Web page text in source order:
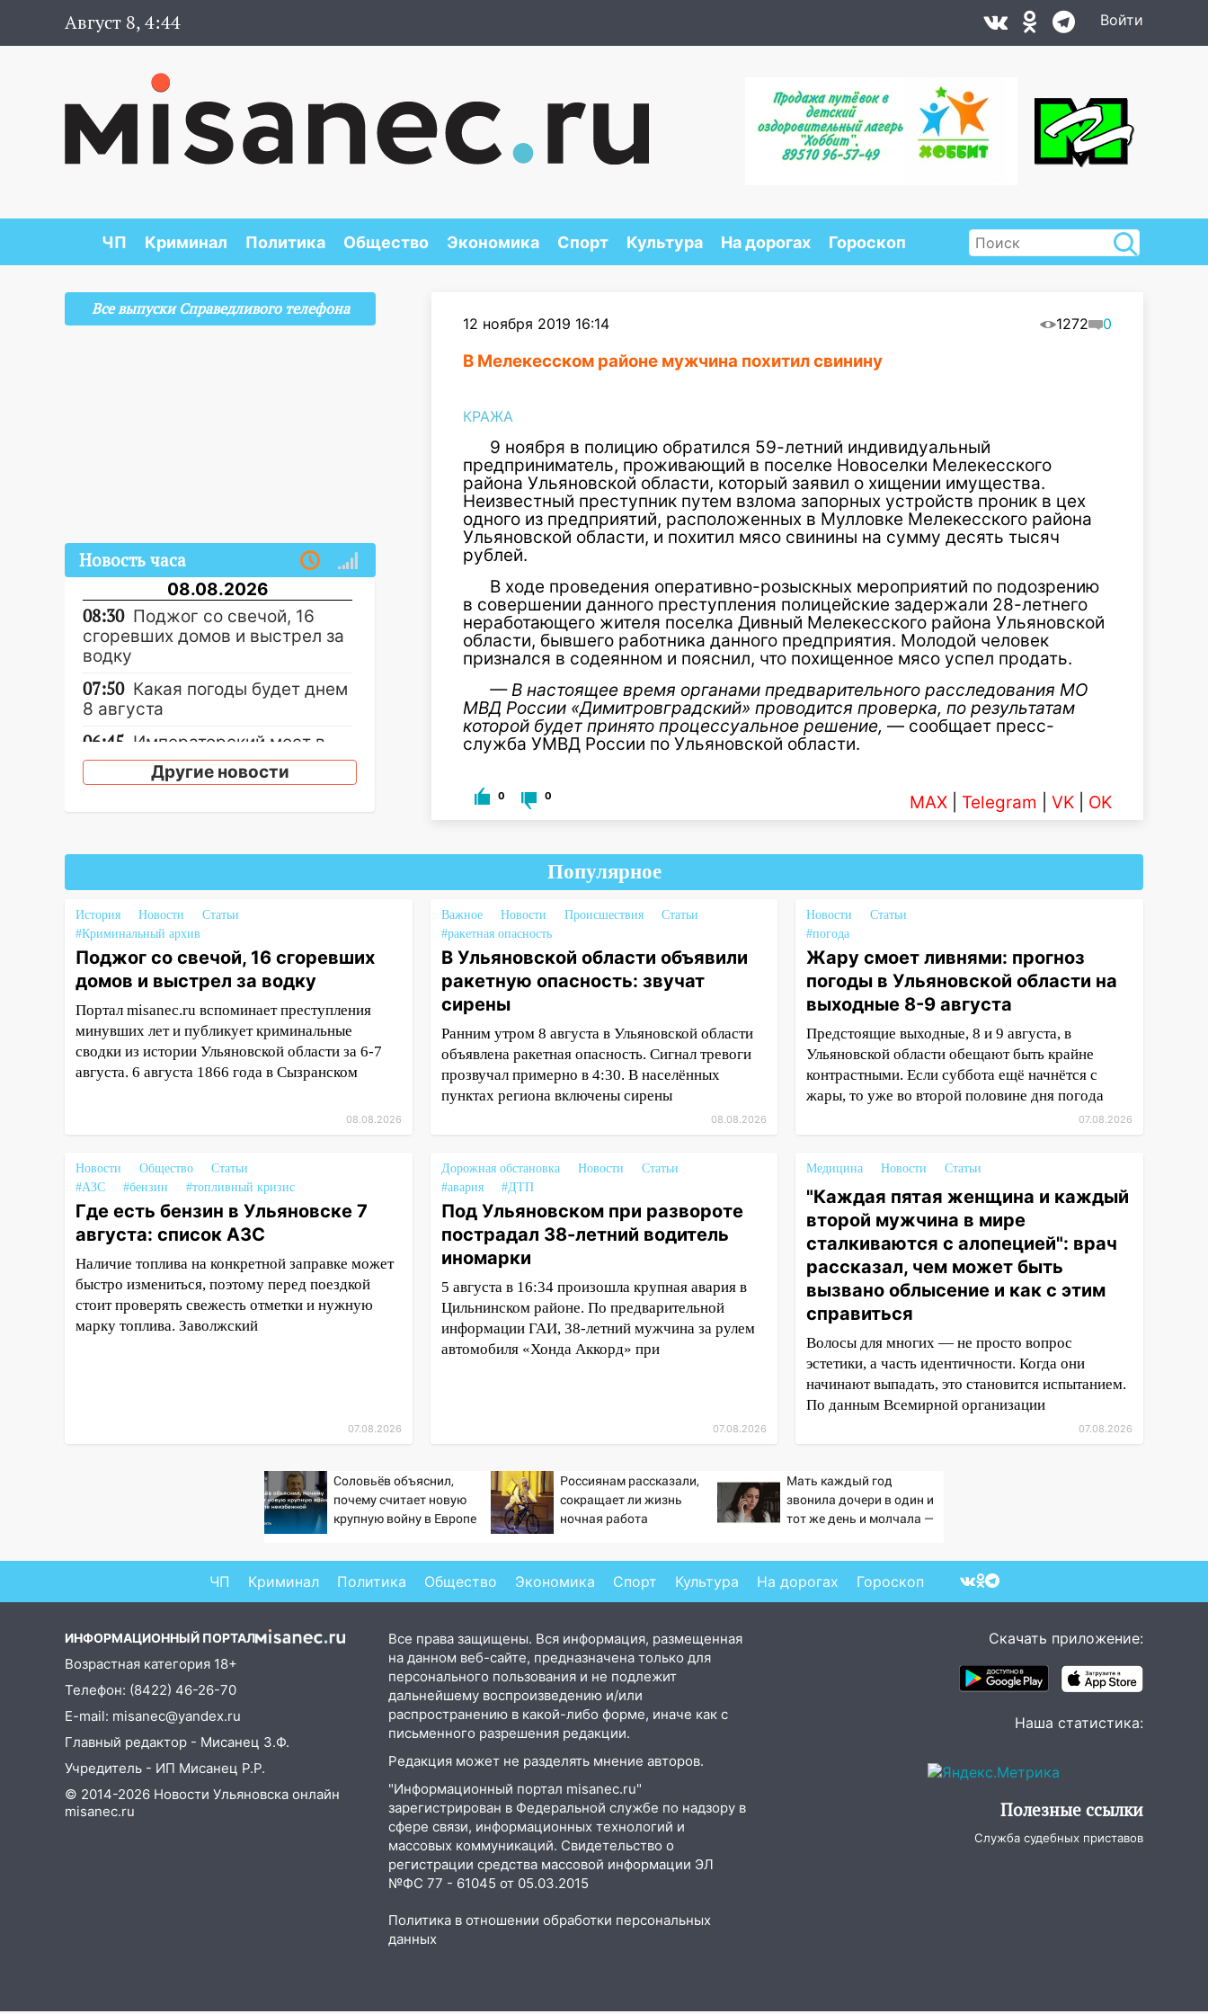
Август 8, 4:44 Войти
ЧП Криминал Политика Общество Экономика Спорт Культура На дорогах Гороскоп
12 ноября 2019 16:14 1272 0
В Мелекесском районе мужчина похитил свинину
КРАЖА
9 ноября в полицию обратился 59-летний индивидуальный
предприниматель, проживающий в поселке Новоселки Мелекесского
района Ульяновской области, который заявил о хищении имущества.
Неизвестный преступник путем взлома запорных устройств проник в цех
одного из предприятий, расположенных в Мулловке Мелекесского района
Ульяновской области, и похитил мясо свинины на сумму десять тысяч
рублей.
В ходе проведения оперативно-розыскных мероприятий по подозрению
в совершении данного преступления полицейские задержали 28-летнего
неработающего жителя поселка Дивный Мелекесского района Ульяновской
области, бывшего работника данного предприятия. Молодой человек
признался в содеянном и пояснил, что похищенное мясо успел продать.
— В настоящее время органами предварительного расследования МО
МВД России «Димитровградский» проводится проверка, по результатам
которой будет принято процессуальное решение, — сообщает пресс-
служба УМВД России по Ульяновской области.
0 0 MAX Telegram VK OK
Все выпуски Справедливого телефона
Новость часа
08.08.2026
08:30 Поджог со свечой, 16
сгоревших домов и выстрел за
водку
07:50 Какая погоды будет днем
8 августа
06:45 Императорский мост в
Ульяновске останется
закрытым до утра 10 августа
повезет с деньгами, а кого
04:47
В Ульяновской области
объявили ракетную опасность:
звучат сирены
07.08.2026
20:40
Ульяновские аграрии
смогут купить тракторы с
отсрочкой платежа до декабря
19:34 В следственном
следствия Российской
Федерации
19:30 Ульяновцев приглашают
поддержать «Симбирскую
чебурашку» на фестивале
«ФормАРТ»
18:11 Ульяновская область
стала пилотным регионом
новых аппаратов ИВЛ
В Чердаклинском районе
ремонтируют дороги, ставят
освещение
16:35 В Ульяновске установили
крупногабаритного мусора
16:26 В Ульяновске бесплатно
покажут матч «Волги» под
открытым небом
16:12
В Ульяновском
госуниверситете разработают
отечественный прибор для
цифровой ПЦР
Другие новости
Популярное
История Новости
Статьи
#Криминальный архив
Поджог со свечой, 16 сгоревших
домов и выстрел за водку
Портал misanec.ru вспоминает преступления
минувших лет и публикует криминальные
сводки из истории Ульяновской области за 6-7
августа. 6 августа 1866 года в Сызранском
08.08.2026
Важное Новости Происшествия
Статьи
#ракетная опасность
В Ульяновской области объявили
ракетную опасность: звучат
сирены
Ранним утром 8 августа в Ульяновской области
объявлена ракетная опасность. Сигнал тревоги
прозвучал примерно в 4:30. В населённых
пунктах региона включены сирены
08.08.2026
Новости
Статьи
#погода
Жару смоет ливнями: прогноз
погоды в Ульяновской области на
выходные 8-9 августа
Предстоящие выходные, 8 и 9 августа, в
Ульяновской области обещают быть крайне
контрастными. Если суббота ещё начнётся с
жары, то уже во второй половине дня погода
07.08.2026
Новости Общество
Статьи
#АЗС
#бензин #топливный кризис
Где есть бензин в Ульяновске 7
августа: список АЗС
Наличие топлива на конкретной заправке может
быстро измениться, поэтому перед поездкой
стоит проверять свежесть отметки и нужную
марку топлива. Заволжский
07.08.2026
Дорожная обстановка Новости
Статьи
#авария
#ДТП
Под Ульяновском при развороте
пострадал 38-летний водитель
иномарки
5 августа в 16:34 произошла крупная авария в
Цильнинском районе. По предварительной
информации ГАИ, 38-летний мужчина за рулем
автомобиля «Хонда Аккорд» при
07.08.2026
Медицина Новости Статьи
"Каждая пятая женщина и каждый
второй мужчина в мире
сталкиваются с алопецией": врач
рассказал, чем может быть
вызвано облысение и как с этим
справиться
Волосы для многих — не просто вопрос
эстетики, а часть идентичности. Когда они
начинают выпадать, это становится испытанием.
По данным Всемирной организации
07.08.2026
Соловьёв объяснил,
почему считает новую
крупную войну в Европе
Россиянам рассказали,
сокращает ли жизнь
ночная работа
Мать каждый год
звонила дочери в один и
тот же день и молчала —
одной семьи
ЧП Криминал Политика Общество Экономика Спорт Культура На дорогах Гороскоп
ИНФОРМАЦИОННЫЙ ПОРТАЛ
Возрастная категория 18+
Телефон: (8422) 46-26-70
E-mail: misanec@yandex.ru
Главный редактор - Мисанец З.Ф.
Учредитель - ИП Мисанец Р.Р.
© 2014-2026 Новости Ульяновска онлайн
misanec.ru
Все права защищены. Вся информация, размещенная
на данном веб-сайте, предназначена только для
персонального пользования и не подлежит
дальнейшему воспроизведению и/или
распространению в какой-либо форме, иначе как с
письменного разрешения редакции.
Редакция может не разделять мнение авторов.
"Информационный портал misanec.ru"
зарегистрирован в Федеральной службе по надзору в
сфере связи, информационных технологий и
массовых коммуникаций. Свидетельство о
регистрации средства массовой информации ЭЛ
№ФС 77 - 61045 от 05.03.2015
Политика в отношении обработки персональных
данных
Скачать приложение:
Наша статистика:
Полезные ссылки
Служба судебных приставов